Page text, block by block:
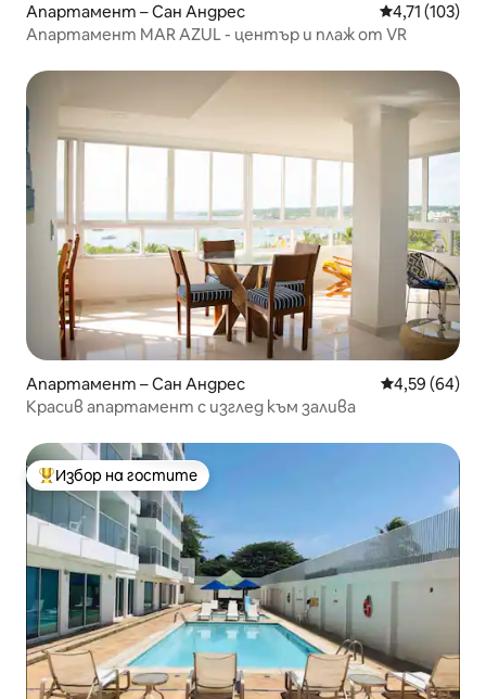
Апартамент – Сан Андрес Средна
4,71 (103)
Апартамент MAR AZUL - център и плаж от VR
Апартамент – Сан Андрес Средна
4,59 (64)
Красив апартамент с изглед към залива
Най-популярен избор на гостите
Избор на гостите